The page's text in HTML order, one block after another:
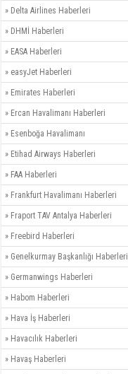
» Delta Airlines Haberleri
» DHMİ Haberleri
» EASA Haberleri
» easyJet Haberleri
» Emirates Haberleri
» Ercan Havalimanı Haberleri
» Esenboğa Havalimanı
» Etihad Airways Haberleri
» FAA Haberleri
» Frankfurt Havalimanı Haberleri
» Fraport TAV Antalya Haberleri
» Freebird Haberleri
» Genelkurmay Başkanlığı Haberleri
» Germanwings Haberleri
» Habom Haberleri
» Hava İş Haberleri
» Havacılık Haberleri
» Havaş Haberleri